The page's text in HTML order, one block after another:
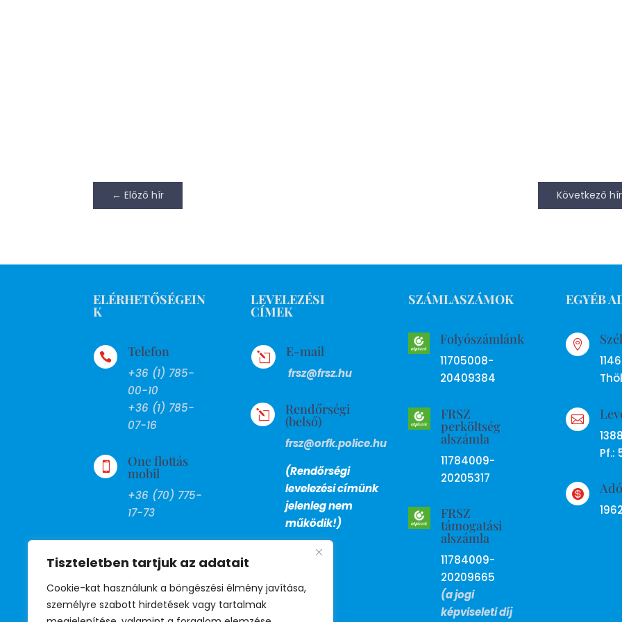
Tiszteletben tartjuk az adatait
Cookie-kat használunk a böngészési élmény javítása,
személyre szabott hirdetések vagy tartalmak
←Előző hír Következő hír
ELÉRHETŐSÉGEIN
K
 Telefon
+36 (1) 785-
00-10
+36 (1) 785-
07-16
 One flottás
mobil
+36 (70) 775-
17-73
+36 (1) 799-
27-13
LEVELEZÉSI
CÍMEK
l E-mail
frsz@frsz.hu
l Rendőrségi
(belső)
frsz@orfk.police.hu
(Rendőrségi
levelezési címünk
jelenleg nem
működik!)
SZÁMLASZÁMOK
Folyószámlánk
11705008-
20409384
FRSZ
perköltség
alszámla
11784009-
20205317
FRSZ
támogatási
alszámla
11784009-
20209665
(a jogi
képviseleti díj
EGYÉB


Pf.:
